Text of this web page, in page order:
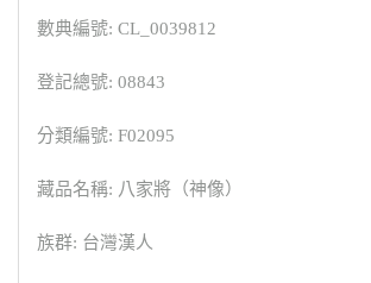
數典編號: CL_0039812
登記總號: 08843
分類編號: F02095
藏品名稱: 八家將（神像）
族群: 台灣漢人